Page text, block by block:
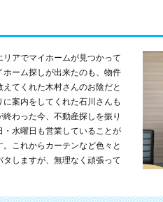
アでマイホームが見つかって
ーム探しが出来たのも、物件
てくれた木村さんのお陰だと
案内をしてくれた石川さんも
わった今、不動産探しを振り
水曜日も営業していることが
これからカーテンなど色々と
しますが、無理なく頑張って